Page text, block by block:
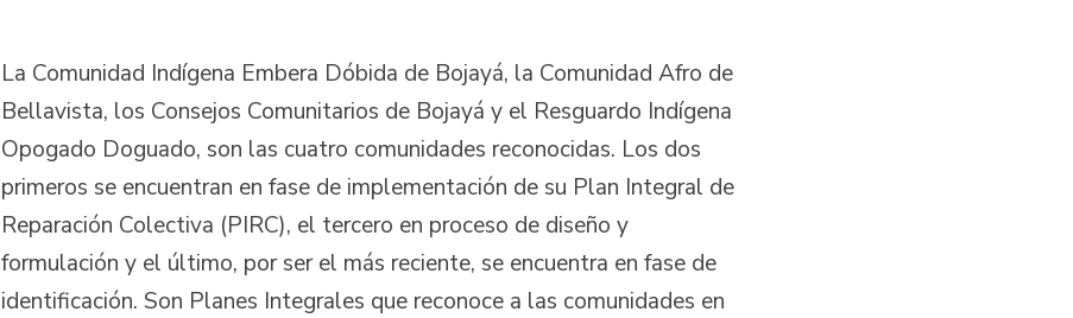
La Comunidad Indígena Embera Dóbida de Bojayá, la Comunidad Afro de
Bellavista, los Consejos Comunitarios de Bojayá y el Resguardo Indígena
Opogado Doguado, son las cuatro comunidades reconocidas. Los dos
primeros se encuentran en fase de implementación de su Plan Integral de
Reparación Colectiva (PIRC), el tercero en proceso de diseño y
formulación y el último, por ser el más reciente, se encuentra en fase de
identificación. Son Planes Integrales que reconoce a las comunidades en